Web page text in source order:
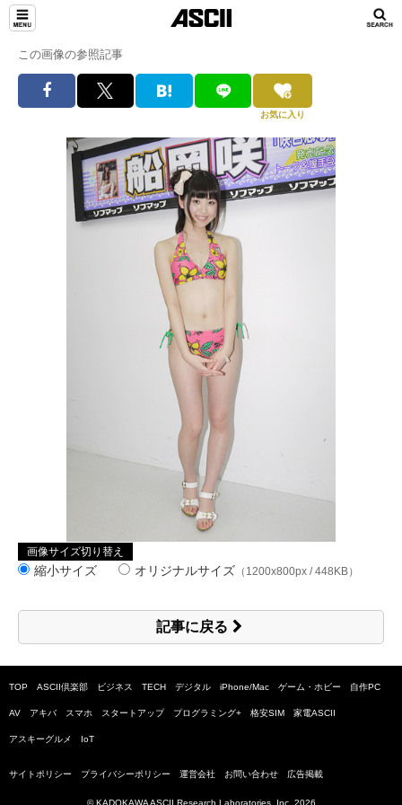
この画像の参照記事
お気に入り
画像サイズ切り替え
縮小サイズ オリジナルサイズ （1200x800px / 448KB）
記事に戻る
TOP ASCII倶楽部 ビジネス TECH デジタル iPhone/Mac ゲーム・ホビー 自作PC
AV アキバ スマホ スタートアップ プログラミング+ 格安SIM 家電ASCII
アスキーグルメ IoT
サイトポリシー プライバシーポリシー 運営会社 お問い合わせ 広告掲載
© KADOKAWA ASCII Research Laboratories, Inc. 2026